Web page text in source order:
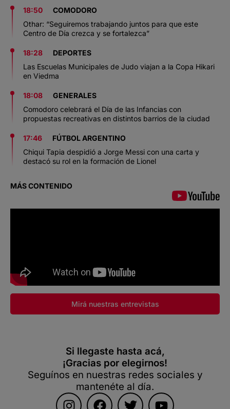
18:50
COMODORO
Othar: “Seguiremos trabajando juntos para que este
Centro de Día crezca y se fortalezca”
18:28
DEPORTES
Las Escuelas Municipales de Judo viajan a la Copa Hikari
en Viedma
18:08
GENERALES
Comodoro celebrará el Día de las Infancias con
propuestas recreativas en distintos barrios de la ciudad
17:46
FÚTBOL ARGENTINO
Chiqui Tapia despidió a Jorge Messi con una carta y
destacó su rol en la formación de Lionel
MÁS CONTENIDO
Mirá nuestras entrevistas
Si llegaste hasta acá,
¡Gracias por elegirnos!
Seguínos en nuestras redes sociales y
mantenéte al día.